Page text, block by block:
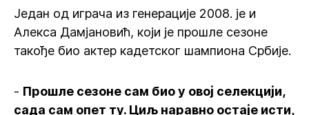
Један од играча из генерације 2008. је и
Алекса Дамјановић, који је прошле сезоне
такође био актер кадетског шампиона Србије.
- Прошле сезоне сам био у овој селекцији,
сада сам опет ту. Циљ наравно остаје исти,